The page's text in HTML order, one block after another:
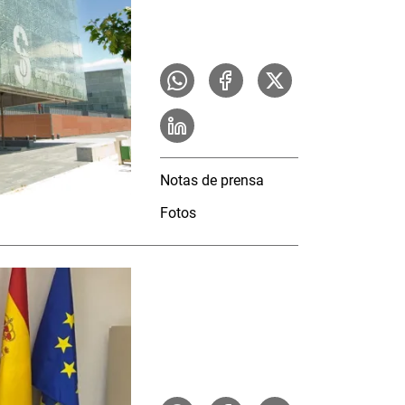
Notas de prensa
Fotos